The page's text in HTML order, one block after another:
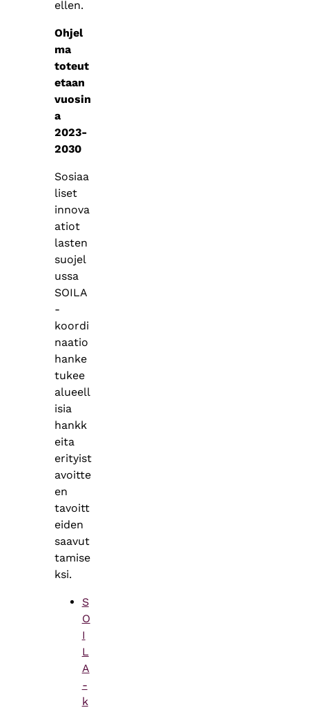
ellen.
Ohjel
ma
toteut
etaan
vuosin
a
2023-
2030
Sosiaa
liset
innova
atiot
lasten
suojel
ussa
SOILA
-
koordi
naatio
hanke
tukee
alueell
isia
hankk
eita
erityist
avoitte
en
tavoitt
eiden
saavut
tamise
ksi.
S
O
I
L
A
-
k